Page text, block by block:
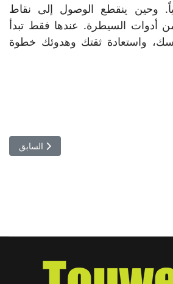
وحين ينقطع الوصول إلى نقاط
أدوات السيطرة. عندها فقط تبدأ
واستعادة ثقتك وهدوئك خطوة
المقال
السابق
النهوض بصحة الأم والطفل… اليوم العلمي